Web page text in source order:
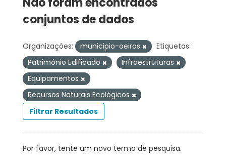
conjuntos de dados
Organizações: municipio-oeiras
Etiquetas:
Património Edificado
Infraestruturas
Equipamentos
Recursos Naturais Ecológicos
Filtrar Resultados
Por favor, tente um novo termo de pesquisa.